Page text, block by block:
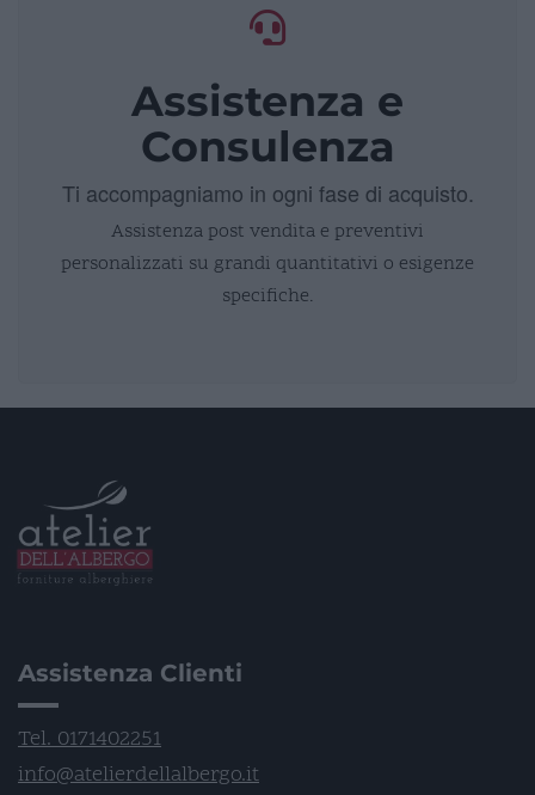
Assistenza e
Consulenza
Ti accompagniamo in ogni fase di acquisto.
Assistenza post vendita e preventivi
personalizzati su grandi quantitativi o esigenze
specifiche.
Assistenza Clienti
Tel. 0171402251
info@atelierdellalbergo.it